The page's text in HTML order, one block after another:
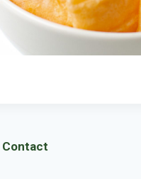
Contact